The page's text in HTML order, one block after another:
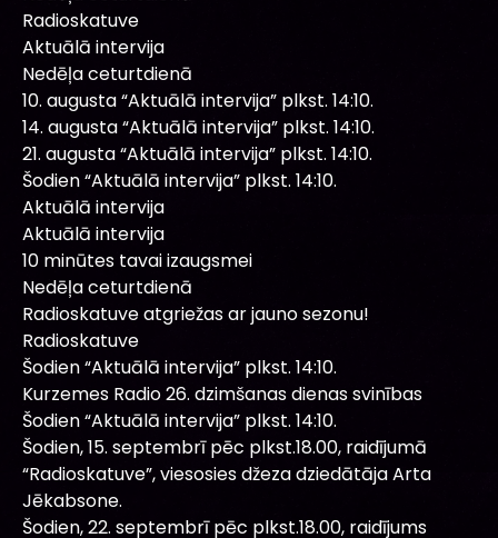
Radioskatuve
Aktuālā intervija
Nedēļa ceturtdienā
10. augusta “Aktuālā intervija” plkst. 14:10.
14. augusta “Aktuālā intervija” plkst. 14:10.
21. augusta “Aktuālā intervija” plkst. 14:10.
Šodien “Aktuālā intervija” plkst. 14:10.
Aktuālā intervija
Aktuālā intervija
10 minūtes tavai izaugsmei
Nedēļa ceturtdienā
Radioskatuve atgriežas ar jauno sezonu!
Radioskatuve
Šodien “Aktuālā intervija” plkst. 14:10.
Kurzemes Radio 26. dzimšanas dienas svinības
Šodien “Aktuālā intervija” plkst. 14:10.
Šodien, 15. septembrī pēc plkst.18.00, raidījumā
“Radioskatuve”, viesosies džeza dziedātāja Arta
Jēkabsone.
Šodien, 22. septembrī pēc plkst.18.00, raidījums